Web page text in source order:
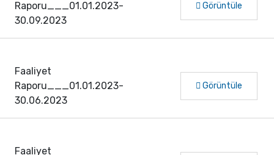
Raporu___01.01.2023-
30.09.2023
Görüntüle
Faaliyet
Raporu___01.01.2023-
30.06.2023
Görüntüle
Faaliyet